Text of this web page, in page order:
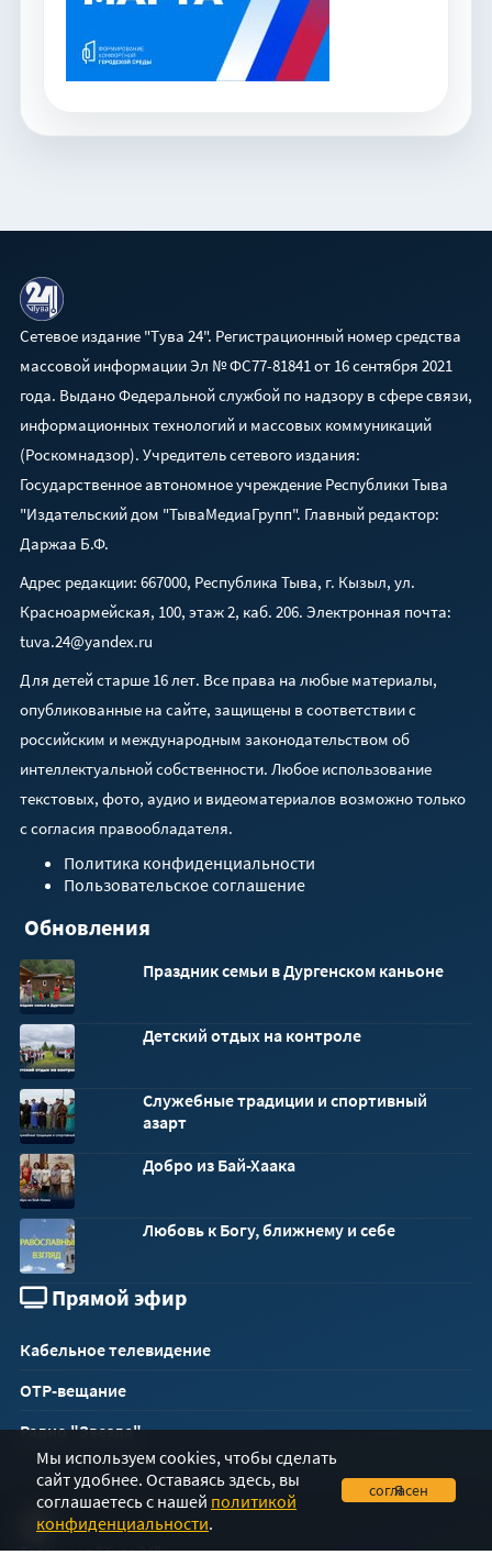
Сетевое издание "Тува 24". Регистрационный номер средства
массовой информации Эл № ФС77-81841 от 16 сентября 2021
года. Выдано Федеральной службой по надзору в сфере связи,
информационных технологий и массовых коммуникаций
(Роскомнадзор). Учредитель сетевого издания:
Государственное автономное учреждение Республики Тыва
"Издательский дом "ТываМедиаГрупп". Главный редактор:
Даржаа Б.Ф.
Адрес редакции: 667000, Республика Тыва, г. Кызыл, ул.
Красноармейская, 100, этаж 2, каб. 206. Электронная почта:
tuva.24@yandex.ru
Для детей старше 16 лет. Все права на любые материалы,
опубликованные на сайте, защищены в соответствии с
российским и международным законодательством об
интеллектуальной собственности. Любое использование
текстовых, фото, аудио и видеоматериалов возможно только
с согласия правообладателя.
Политика конфиденциальности
Пользовательское соглашение
Обновления
Праздник семьи в Дургенском каньоне
Детский отдых на контроле
Служебные традиции и спортивный
азарт
Добро из Бай-Хаака
Любовь к Богу, ближнему и себе
Прямой эфир
Кабельное телевидение
ОТР-вещание
Радио "Звезда"
Мы используем cookies, чтобы сделать
сайт удобнее. Оставаясь здесь, вы
соглашаетесь с нашей политикой
конфиденциальности.
Я согласен